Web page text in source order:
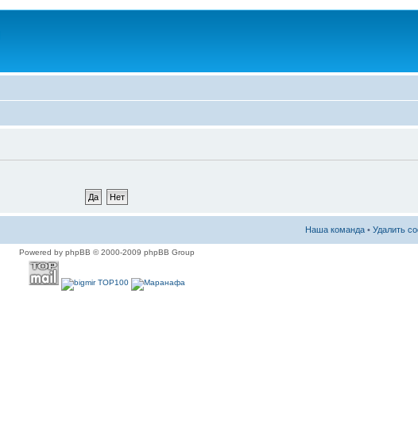
Наша команда • Удалить
Powered by phpBB © 2000-2009 phpBB Group